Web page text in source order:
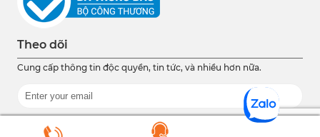
Theo dõi
Cung cấp thông tin độc quyền, tin tức, và nhiều hơn nữa.
Bằng cách nhấp vào 'Đăng ký'